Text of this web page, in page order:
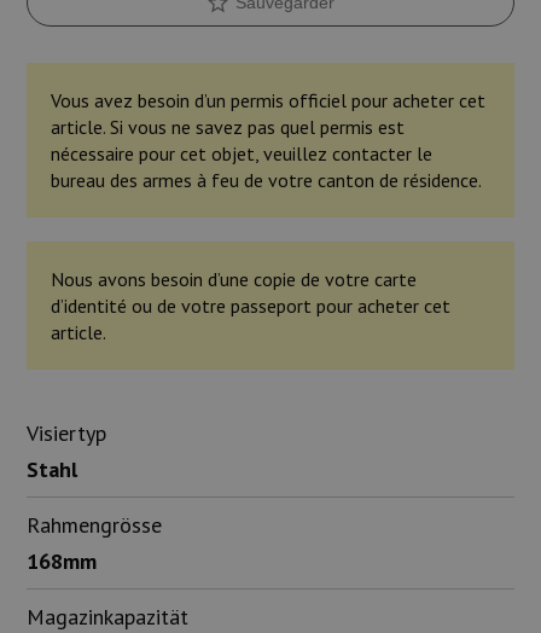
Vous avez besoin d’un permis officiel pour acheter cet
article. Si vous ne savez pas quel permis est
nécessaire pour cet objet, veuillez contacter le
bureau des armes à feu de votre canton de résidence.
Nous avons besoin d’une copie de votre carte
d’identité ou de votre passeport pour acheter cet
article.
Visiertyp
Stahl
Rahmengrösse
168mm
Magazinkapazität